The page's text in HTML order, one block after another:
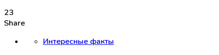
23
Share
Интересные факты